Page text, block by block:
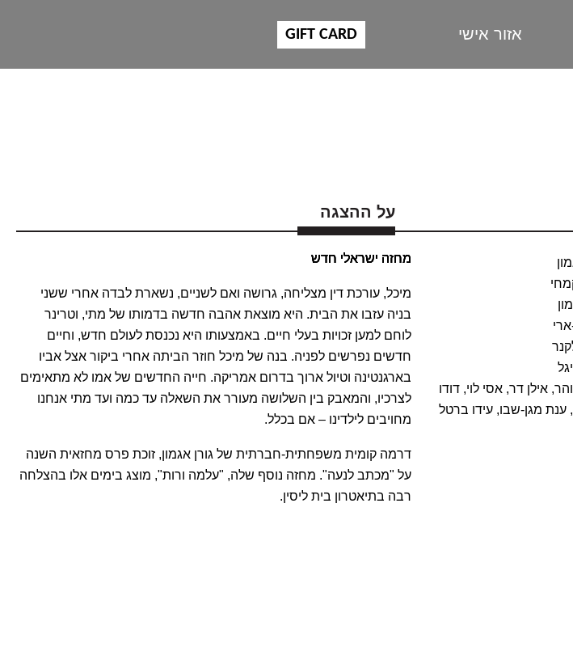
אזור אישי GIFT CARD
על ההצגה
מחזה ישראלי חדש
מיכל, עורכת דין מצליחה, גרושה ואם לשניים, נשארת לבדה אחרי ששני
בניה עזבו את הבית. היא מוצאת אהבה חדשה בדמותו של מתי, וטרינר
לוחם למען זכויות בעלי חיים. באמצעותו היא נכנסת לעולם חדש, וחיים
חדשים נפרשים לפניה. בנה של מיכל חוזר הביתה אחרי ביקור אצל אביו
בארגנטינה וטיול ארוך בדרום אמריקה. חייה החדשים של אמו לא מתאימים
לצרכיו, והמאבק בין השלושה מעורר את השאלה עד כמה ועד מתי אנחנו
מחויבים לילדינו – אם בכלל.
דרמה קומית משפחתית-חברתית של גורן אגמון, זוכת פרס מחזאית השנה
על "מכתב לנעה". מחזה נוסף שלה, "עלמה ורות", מוצג בימים אלו בהצלחה
רבה בתיאטרון בית ליסין.
ארי
, אילן דר, אסי לוי, דודו
, ענת מגן-שבו, עידו ברטל